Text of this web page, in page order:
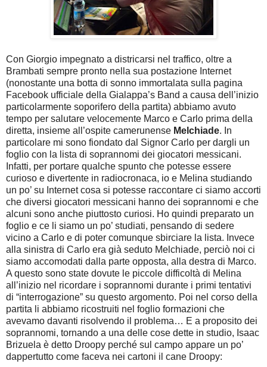
Con Giorgio impegnato a districarsi nel traffico, oltre a
Brambati sempre pronto nella sua postazione Internet
(nonostante una botta di sonno immortalata sulla pagina
Facebook ufficiale della Gialappa’s Band a causa dell’inizio
particolarmente soporifero della partita) abbiamo avuto
tempo per salutare velocemente Marco e Carlo prima della
diretta, insieme all’ospite camerunense Melchiade. In
particolare mi sono fiondato dal Signor Carlo per dargli un
foglio con la lista di soprannomi dei giocatori messicani.
Infatti, per portare qualche spunto che potesse essere
curioso e divertente in radiocronaca, io e Melina studiando
un po’ su Internet cosa si potesse raccontare ci siamo accorti
che diversi giocatori messicani hanno dei soprannomi e che
alcuni sono anche piuttosto curiosi. Ho quindi preparato un
foglio e ce li siamo un po’ studiati, pensando di sedere
vicino a Carlo e di poter comunque sbirciare la lista. Invece
alla sinistra di Carlo era già seduto Melchiade, perciò noi ci
siamo accomodati dalla parte opposta, alla destra di Marco.
A questo sono state dovute le piccole difficoltà di Melina
all’inizio nel ricordare i soprannomi durante i primi tentativi
di “interrogazione” su questo argomento. Poi nel corso della
partita li abbiamo ricostruiti nel foglio formazioni che
avevamo davanti risolvendo il problema… E a proposito dei
soprannomi, tornando a una delle cose dette in studio, Isaac
Brizuela è detto Droopy perché sul campo appare un po’
dappertutto come faceva nei cartoni il cane Droopy: